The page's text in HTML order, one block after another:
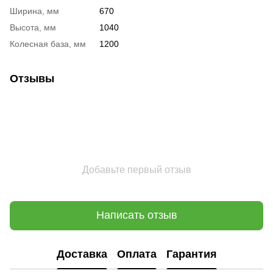
Ширина, мм
670
Высота, мм
1040
Колесная база, мм
1200
Отзывы
Добавьте первый отзыв
Написать отзыв
Доставка Оплата Гарантия